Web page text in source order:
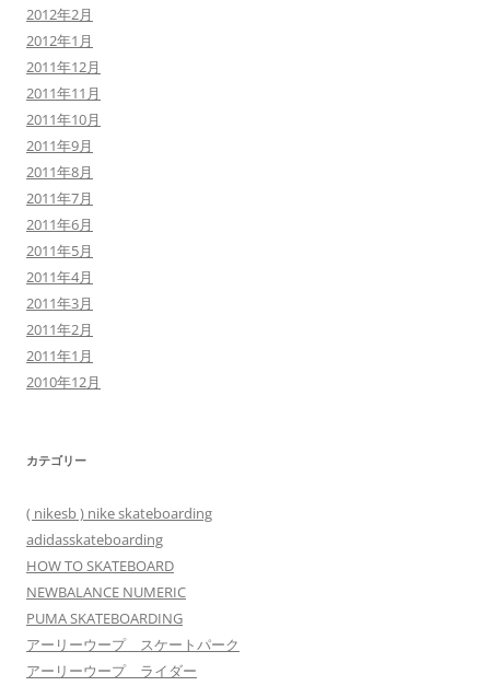
2012年2月
2012年1月
2011年12月
2011年11月
2011年10月
2011年9月
2011年8月
2011年7月
2011年6月
2011年5月
2011年4月
2011年3月
2011年2月
2011年1月
2010年12月
カテゴリー
( nikesb ) nike skateboarding
adidasskateboarding
HOW TO SKATEBOARD
NEWBALANCE NUMERIC
PUMA SKATEBOARDING
アーリーウープ スケートパーク
アーリーウープ ライダー